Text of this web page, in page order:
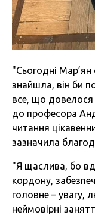
"Сьогодні Мар’ян
знайшла, він би
все, що
до професора
читання
зазначила
"Я щаслива, бо
кордону,
головне – увагу,
неймовірні